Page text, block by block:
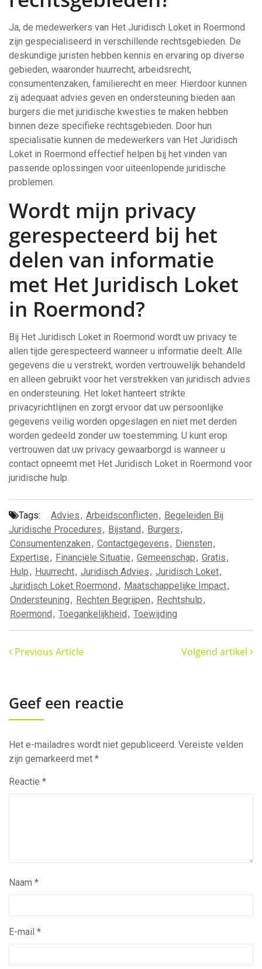
Ja, de medewerkers van Het Juridisch Loket in Roermond
zijn gespecialiseerd in verschillende rechtsgebieden. De
deskundige juristen hebben kennis en ervaring op diverse
gebieden, waaronder huurrecht, arbeidsrecht,
consumentenzaken, familierecht en meer. Hierdoor kunnen
zij adequaat advies geven en ondersteuning bieden aan
burgers die met juridische kwesties te maken hebben
binnen deze specifieke rechtsgebieden. Door hun
specialisatie kunnen de medewerkers van Het Juridisch
Loket in Roermond effectief helpen bij het vinden van
passende oplossingen voor uiteenlopende juridische
problemen.
Wordt mijn privacy
gerespecteerd bij het
delen van informatie
met Het Juridisch Loket
in Roermond?
Bij Het Juridisch Loket in Roermond wordt uw privacy te
allen tijde gerespecteerd wanneer u informatie deelt. Alle
gegevens die u verstrekt, worden vertrouwelijk behandeld
en alleen gebruikt voor het verstrekken van juridisch advies
en ondersteuning. Het loket hanteert strikte
privacyrichtlijnen en zorgt ervoor dat uw persoonlijke
gegevens veilig worden opgeslagen en niet met derden
worden gedeeld zonder uw toestemming. U kunt erop
vertrouwen dat uw privacy gewaarborgd is wanneer u
contact opneemt met Het Juridisch Loket in Roermond voor
juridische hulp.
Tags: Advies, Arbeidsconflicten, Begeleiden Bij
Juridische Procedures, Bijstand, Burgers,
Consumentenzaken, Contactgegevens, Diensten,
Expertise, Financiële Situatie, Gemeenschap, Gratis,
Hulp, Huurrecht, Juridisch Advies, Juridisch Loket,
Juridisch Loket Roermond, Maatschappelijke Impact,
Ondersteuning, Rechten Begrijpen, Rechtshulp,
Roermond, Toegankelijkheid, Toewijding
Previous Article Volgend artikel
Geef een reactie
Het e-mailadres wordt niet gepubliceerd. Vereiste velden
zijn gemarkeerd met *
Reactie *
Naam *
E-mail *